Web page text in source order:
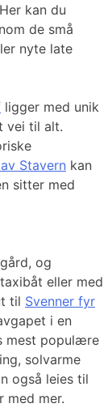
kan du
de små
nyte late
ligger med unik
vei til alt.
Stavern kan
sitter med
og
eller med
til Svenner fyr
i en
mest populære
solvarme
også leies til
med mer.